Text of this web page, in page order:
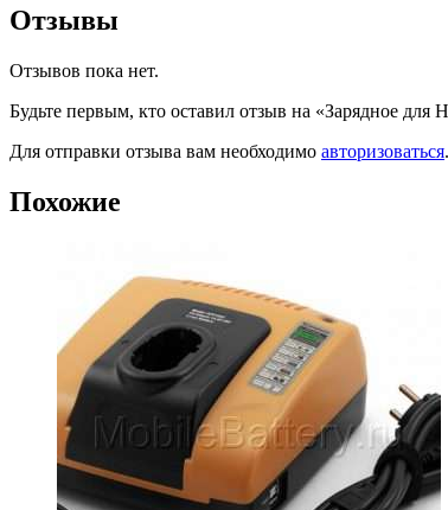
Отзывы
Отзывов пока нет.
Будьте первым, кто оставил отзыв на «Зарядное
Для отправки отзыва вам необходимо авторизоваться.
Похожие